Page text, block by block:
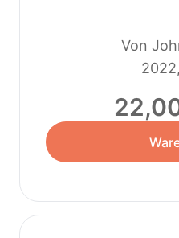
Von